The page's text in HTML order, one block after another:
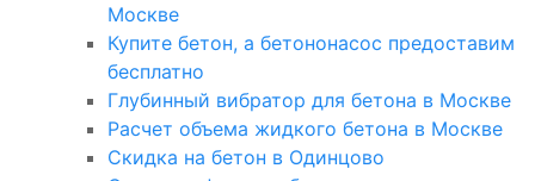
Москве
Купите бетон, а бетононасос предоставим
бесплатно
Глубинный вибратор для бетона в Москве
Расчет объема жидкого бетона в Москве
Скидка на бетон в Одинцово